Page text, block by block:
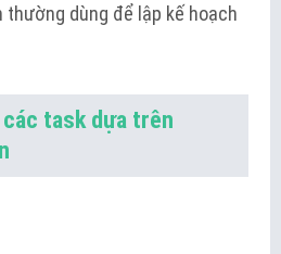
dùng để lập kế hoạch
task dựa trên